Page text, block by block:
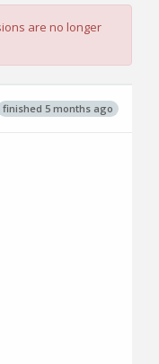
are no longer
finished 5 months ago